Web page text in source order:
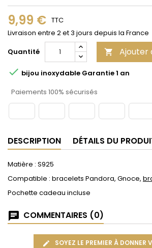
9,99 € TTC
Livraison entre 2 et 3 jours depuis la France
Quantité
 Ajouter
 bijou inoxydable Garantie 1 an
Paiements 100% sécurisés
DESCRIPTION DÉTAILS DU
Matière : S925
Compatible : bracelets Pandora, Gnoce,
Pochette cadeau incluse
COMMENTAIRES (0)
SOYEZ LE PREMIER À DONNER